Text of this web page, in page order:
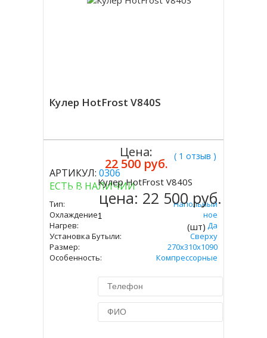
Кулер HotFrost V840S
( 1 отзыв )
АРТИКУЛ: 0306
ЕСТЬ В НАЛИЧИИ
Тип:
Напольный
Охлаждение:
Компрессорное
Нагрев:
Да
Установка Бутыли:
Сверху
Размер:
270х310х1090
Особенность:
Компрессорные
Цена:
22 500 руб.
Купить
Кулер HotFrost V840S
цена: 22 500 руб.
(шт)